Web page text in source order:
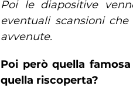
Poi le diapositive
eventuali scansioni
avvenute.
Poi però quella
quella riscoperta?